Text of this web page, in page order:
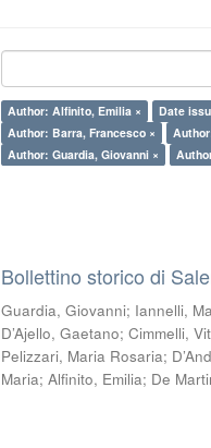
Author: Alfinito, Emilia × Date
Author: Barra, Francesco ×
Author: Guardia, Giovanni ×
Bollettino storico di
Guardia, Giovanni; Iannelli,
D’Ajello, Gaetano;Cimmelli,
Pelizzari, Maria Rosaria;
Maria;Alfinito, Emilia; De